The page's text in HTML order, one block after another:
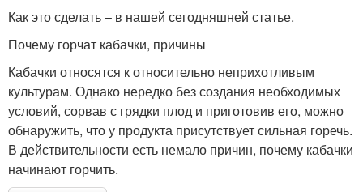
Как это сделать – в нашей сегодняшней статье.
Почему горчат кабачки, причины
Кабачки относятся к относительно неприхотливым
культурам. Однако нередко без создания необходимых
условий, сорвав с грядки плод и приготовив его, можно
обнаружить, что у продукта присутствует сильная горечь.
В действительности есть немало причин, почему кабачки
начинают горчить.